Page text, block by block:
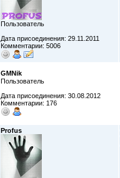
Пользователь
Дата присоединения: 29.11.2011
Комментарии: 5006
GMNik
Пользователь
Дата присоединения: 30.08.2012
Комментарии: 176
Profus